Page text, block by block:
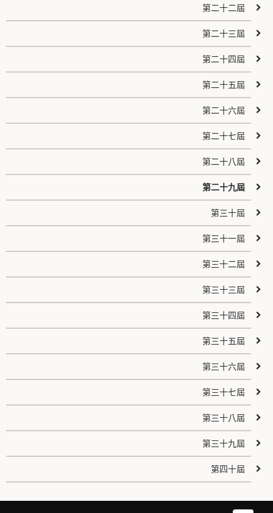
第二十二屆
第二十三屆
第二十四屆
第二十五屆
第二十六屆
第二十七屆
第二十八屆
第二十九屆
第三十屆
第三十一屆
第三十二屆
第三十三屆
第三十四屆
第三十五屆
第三十六屆
第三十七屆
第三十八屆
第三十九屆
第四十屆